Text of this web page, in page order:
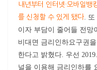
내년부터 인터넷·모바일
를 신청할 수 있게 됐다 .
이자 부담이 줄어들 전망
비대면 금리인하요구권
한다고 밝혔다. 우선
널을 이용해 금리인하를